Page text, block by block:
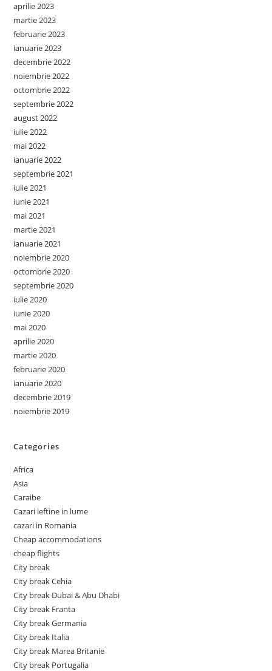
aprilie 2023
martie 2023
februarie 2023
ianuarie 2023
decembrie 2022
noiembrie 2022
octombrie 2022
septembrie 2022
august 2022
iulie 2022
mai 2022
ianuarie 2022
septembrie 2021
iulie 2021
iunie 2021
mai 2021
martie 2021
ianuarie 2021
noiembrie 2020
octombrie 2020
septembrie 2020
iulie 2020
iunie 2020
mai 2020
aprilie 2020
martie 2020
februarie 2020
ianuarie 2020
decembrie 2019
noiembrie 2019
Categories
Africa
Asia
Caraibe
Cazari ieftine in lume
cazari in Romania
Cheap accommodations
cheap flights
City break
City break Cehia
City break Dubai & Abu Dhabi
City break Franta
City break Germania
City break Italia
City break Marea Britanie
City break Portugalia